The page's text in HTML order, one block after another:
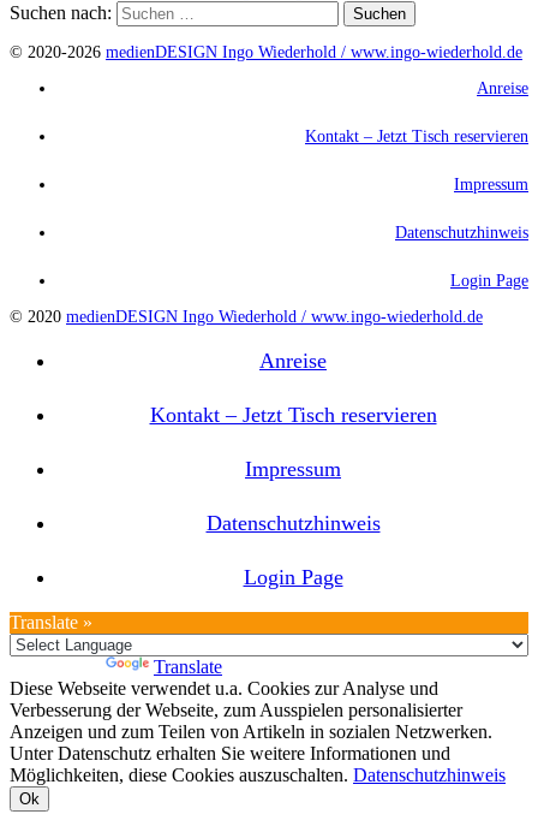
Suchen nach:
© 2020-2026 medienDESIGN Ingo Wiederhold / www.ingo-wiederhold.de
Anreise
Kontakt – Jetzt Tisch reservieren
Impressum
Datenschutzhinweis
Login Page
© 2020 medienDESIGN Ingo Wiederhold / www.ingo-wiederhold.de
Anreise
Kontakt – Jetzt Tisch reservieren
Impressum
Datenschutzhinweis
Login Page
Translate »
Translate
Diese Webseite verwendet u.a. Cookies zur Analyse und
Verbesserung der Webseite, zum Ausspielen personalisierter
Anzeigen und zum Teilen von Artikeln in sozialen Netzwerken.
Unter Datenschutz erhalten Sie weitere Informationen und
Möglichkeiten, diese Cookies auszuschalten. Datenschutzhinweis
Ok